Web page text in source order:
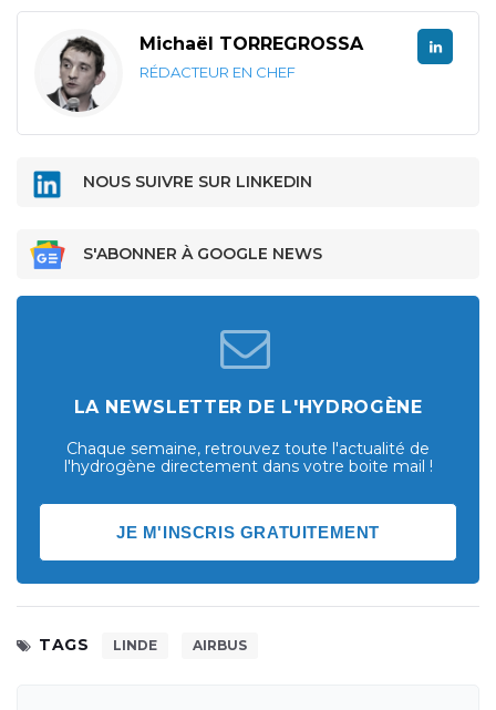
Michaël TORREGROSSA
RÉDACTEUR EN CHEF
NOUS SUIVRE SUR LINKEDIN
S'ABONNER À GOOGLE NEWS
LA NEWSLETTER DE L'HYDROGÈNE
Chaque semaine, retrouvez toute l'actualité de
l'hydrogène directement dans votre boite mail !
JE M'INSCRIS GRATUITEMENT
TAGS LINDE AIRBUS